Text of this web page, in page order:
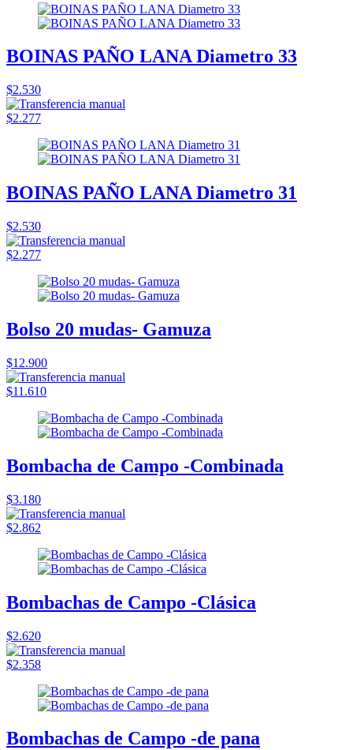
BOINAS PAÑO LANA Diametro 33
$2.530
$2.277
BOINAS PAÑO LANA Diametro 31
$2.530
$2.277
Bolso 20 mudas- Gamuza
$12.900
$11.610
Bombacha de Campo -Combinada
$3.180
$2.862
Bombachas de Campo -Clásica
$2.620
$2.358
Bombachas de Campo -de pana